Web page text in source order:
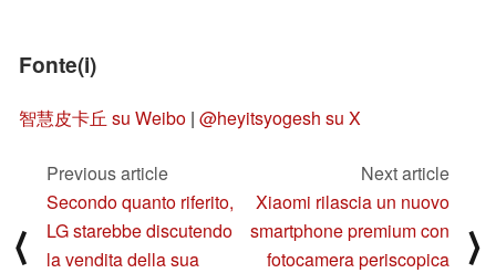
Fonte(i)
智慧皮卡丘 su Weibo | @heyitsyogesh su X
⟨
Previous article
Secondo quanto riferito,
LG starebbe discutendo
la vendita della sua
Next article
Xiaomi rilascia un nuovo
smartphone premium con
fotocamera periscopica
⟩